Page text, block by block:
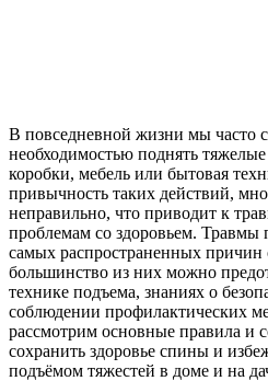
В повседневной жизни мы часто
необходимостью поднять
коробки, мебель или бытовая
привычность таких действий,
неправильно, что приводит к
проблемам со здоровьем.
самых распространенных причин
большинство из них можно
технике подъема, знаниях о
соблюдении профилактических
рассмотрим основные правила и
сохранить здоровье спины и
подъёмом тяжестей в доме и на